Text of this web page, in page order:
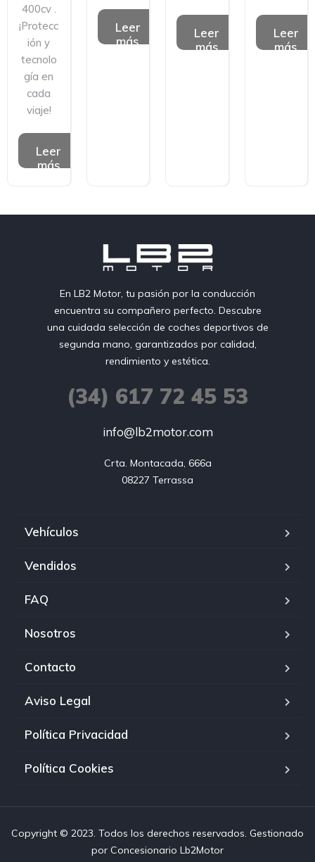
400cv .
¡Protecc
ión y
tecnolo
gía en
cada
viaje!
Leer
más
Leer
más
Leer
más
Leer
más
En LB2 Motor, tu pasión por la conducción
encuentra su compañero perfecto. Descubre
una cuidada selección de coches deportivos de
segunda mano, garantizados por calidad,
rendimiento y estética.
(34) 617 72 45 53
info@lb2motor.com
Crta. Montacada, 666a
08227 Terrassa
Vehículos
Vendidos
FAQ
Nosotros
Contacto
Aviso Legal
Política Privacidad
Política Cookies
Copyright © 2023. Todos los derechos reservados. Gestionado
por Concesionario Lb2Motor